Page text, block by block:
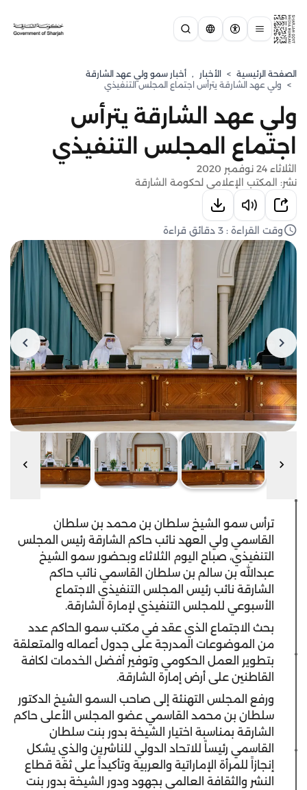
الصفحة الرئيسية > الأخبار , ⁠أخبار سمو ولي عهد الشارقة
> ولي عهد الشارقة يترأس اجتماع المجلس التنفيذي
ولي عهد الشارقة يترأس
اجتماع المجلس التنفيذي
الثلاثاء 24 نوفمبر 2020
نشر: المكتب الإعلامي لحكومة الشارقة
وقت القراءة : 3 دقائق قراءة
ترأس سمو الشيخ سلطان بن محمد بن سلطان
القاسمي ولي العهد نائب حاكم الشارقة رئيس المجلس
التنفيذي، صباح اليوم الثلاثاء وبحضور سمو الشيخ
عبدالله بن سالم بن سلطان القاسمي نائب حاكم
الشارقة نائب رئيس المجلس التنفيذي الاجتماع
الأسبوعي للمجلس التنفيذي لإمارة الشارقة.
بحث الاجتماع الذي عقد في مكتب سمو الحاكم عدد
من الموضوعات المدرجة على جدول أعماله والمتعلقة
بتطوير العمل الحكومي وتوفير أفضل الخدمات لكافة
القاطنين على أرض إمارة الشارقة.
ورفع المجلس التهنئة إلى صاحب السمو الشيخ الدكتور
سلطان بن محمد القاسمي عضو المجلس الأعلى حاكم
الشارقة بمناسبة اختيار الشيخة بدور بنت سلطان
القاسمي رئيساً للاتحاد الدولي للناشرين والذي يشكل
إنجازاً للمرأة الإماراتية والعربية وتأكيداً على ثقة قطاع
النشر والثقافة العالمي بجهود ودور الشيخة بدور بنت